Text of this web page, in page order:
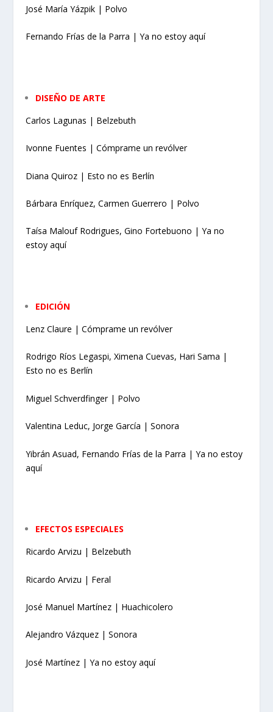
José María Yázpik | Polvo
Fernando Frías de la Parra | Ya no estoy aquí
DISEÑO DE ARTE
Carlos Lagunas | Belzebuth
Ivonne Fuentes | Cómprame un revólver
Diana Quiroz | Esto no es Berlín
Bárbara Enríquez, Carmen Guerrero | Polvo
Taísa Malouf Rodrigues, Gino Fortebuono | Ya no
estoy aquí
EDICIÓN
Lenz Claure | Cómprame un revólver
Rodrigo Ríos Legaspi, Ximena Cuevas, Hari Sama |
Esto no es Berlín
Miguel Schverdfinger | Polvo
Valentina Leduc, Jorge García | Sonora
Yibrán Asuad, Fernando Frías de la Parra | Ya no estoy
aquí
EFECTOS ESPECIALES
Ricardo Arvizu | Belzebuth
Ricardo Arvizu | Feral
José Manuel Martínez | Huachicolero
Alejandro Vázquez | Sonora
José Martínez | Ya no estoy aquí